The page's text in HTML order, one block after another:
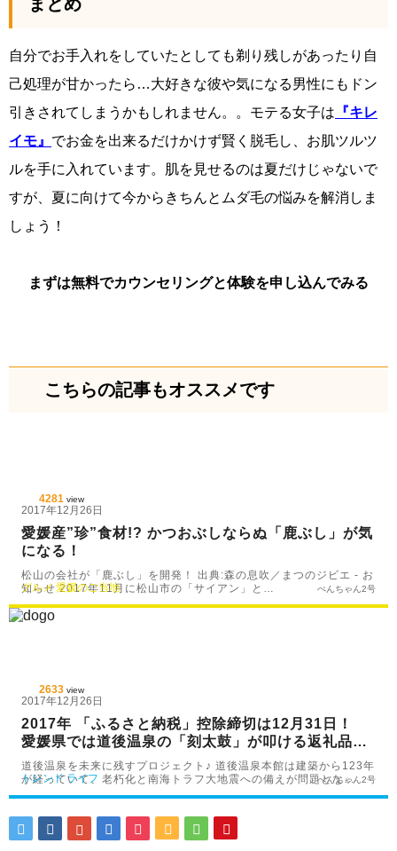
自分でお手入れをしていたとしても剃り残しがあったり自
己処理が甘かったら…大好きな彼や気になる男性にもドン
引きされてしまうかもしれません。。モテる女子は 『キレ
イモ』 でお金を出来るだけかけず賢く脱毛し、お肌ツルツ
ルを手に入れています。肌を見せるのは夏だけじゃないで
すが、夏に向けて今からきちんとムダ毛の悩みを解消しま
しょう！
まずは無料でカウンセリングと体験を申し込んでみる
こちらの記事もオススメです
4281 view
2017年12月26日
愛媛産”珍”食材!? かつおぶしならぬ「鹿ぶし」が気
になる！
松山の会社が「鹿ぶし」を開発！ 出典:森の息吹／まつのジビエ - お
知らせ 2017年11月に松山市の「サイアン」と…
グルメ 愛媛のご当地 ぺんちゃん2号
2633 view
2017年12月26日
2017年 「ふるさと納税」控除締切は12月31日！
愛媛県では道後温泉の「刻太鼓」が叩ける返礼品
も！
道後温泉を未来に残すプロジェクト♪ 道後温泉本館は建築から123年
が経っていて、老朽化と南海トラフ大地震への備えが問題とな…
トレンド ライフ ぺんちゃん2号